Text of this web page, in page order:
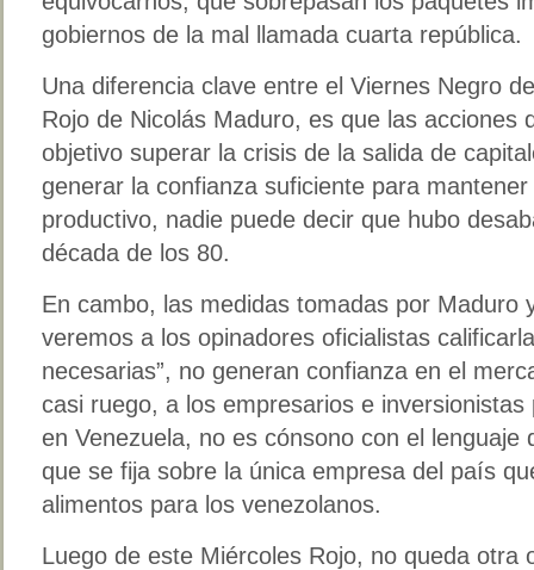
gobiernos de la mal llamada cuarta república.
Una diferencia clave entre el Viernes Negro
Rojo de Nicolás Maduro, es que las acciones
objetivo superar la crisis de la salida de
generar la confianza suficiente para
productivo, nadie puede decir que hubo
década de los 80.
En cambo, las medidas tomadas por Maduro
veremos a los opinadores oficialistas
necesarias”, no generan confianza en el
casi ruego, a los empresarios e
en Venezuela, no es cónsono con el lenguaje
que se fija sobre la única empresa del país
alimentos para los venezolanos.
Luego de este Miércoles Rojo, no queda otra